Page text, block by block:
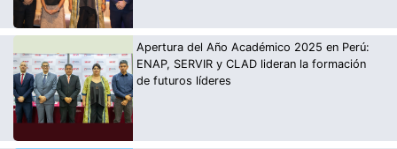
Apertura del Año Académico 2025 en Perú:
ENAP, SERVIR y CLAD lideran la formación
de futuros líderes